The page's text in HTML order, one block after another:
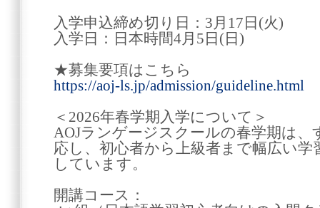
入学申込締め切り日：3月17日(火)
入学日：日本時間4月5日(日)
★募集要項はこちら
https://aoj-ls.jp/admission/guideline.html
＜2026年春学期入学について＞
AOJランゲージスクールの春学期は
応し、初心者から上級者まで幅広い
しています。
開講コース：